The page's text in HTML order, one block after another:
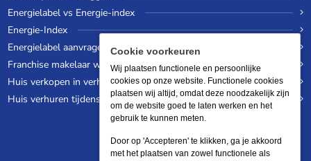
Energielabel vs Energie-index
Energie-Index
Energielabel aanvragen
Franchise makelaar worden
Huis verkopen in verhuurde staat
Huis verhuren tijdens een wereldreis
Cookie voorkeuren
Wij plaatsen functionele en persoonlijke
cookies op onze website. Functionele cookies
plaatsen wij altijd, omdat deze noodzakelijk zijn
om de website goed te laten werken en het
gebruik te kunnen meten.
Door op 'Accepteren' te klikken, ga je akkoord
met het plaatsen van zowel functionele als